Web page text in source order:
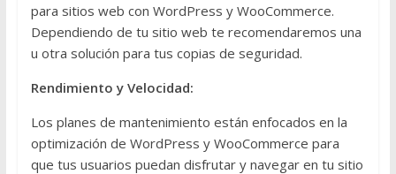
para sitios web con WordPress y WooCommerce.
Dependiendo de tu sitio web te recomendaremos una
u otra solución para tus copias de seguridad.
Rendimiento y Velocidad:
Los planes de mantenimiento están enfocados en la
optimización de WordPress y WooCommerce para
que tus usuarios puedan disfrutar y navegar en tu sitio